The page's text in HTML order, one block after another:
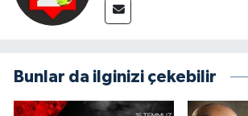
Bunlar da ilginizi çekebilir